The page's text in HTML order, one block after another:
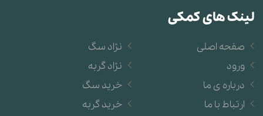
لینک های کمکی
نژاد سگ
نژاد گربه
خرید سگ
خرید گربه
صفحه اصلی
ورود
درباره ی ما
ارتباط با ما